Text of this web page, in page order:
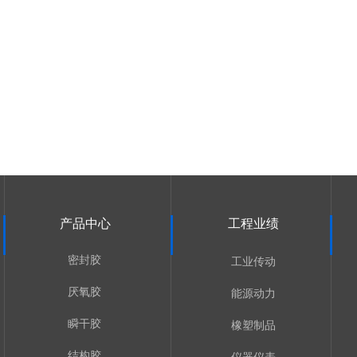
产品中心 工程业绩
工业传动
能源动力
橡塑制品
密封胶
厌氧胶
瞬干胶